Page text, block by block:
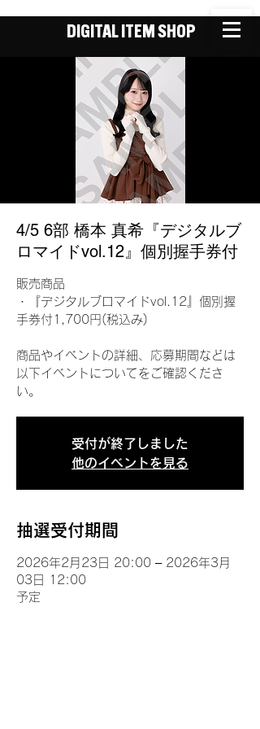
DIGITAL ITEM SHOP
4/5 6部 橋本 真希『デジタルブ
ロマイドvol.12』個別握手券付
販売商品
・『デジタルブロマイドvol.12』個別握
手券付1,700円(税込み)
商品やイベントの詳細、応募期間などは
以下イベントについてをご確認くださ
い。
受付が終了しました
他のイベントを見る
抽選受付期間
2026年2月23日 20:00 – 2026年3月
03日 12:00
予定